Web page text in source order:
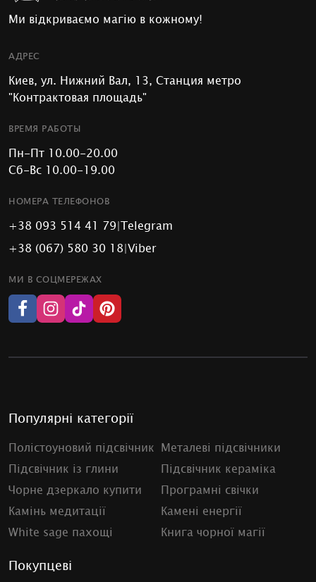
Ми відкриваємо магію в кожному!
АДРЕС
Киев, ул. Нижний Вал, 13, Станция метро
"Контрактовая площадь"
ВРЕМЯ РАБОТЫ
Пн-Пт 10.00-20.00
Сб-Вс 10.00-19.00
НОМЕРА ТЕЛЕФОНОВ
+38 093 514 41 79|Telegram
+38 (067) 580 30 18|Viber
МИ В СОЦМЕРЕЖАХ
Популярні категорії
Полістоуновий підсвічник Металеві підсвічники
Підсвічник із глини
Підсвічник кераміка
Чорне дзеркало купити
Програмні свічки
Камінь медитації
Камені енергії
White sage пахощі
Книга чорної магії
Покупцеві